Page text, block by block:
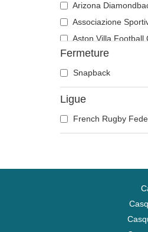
Arizona
Associazione
Aston Villa Football
Atlanta Braves
Atlanta Falcons
Boston Bruins
Boston Celtics
Boston Red Sox
Chelsea Football
Chicago
Fermeture
Snapback
Ligue
French Rugby